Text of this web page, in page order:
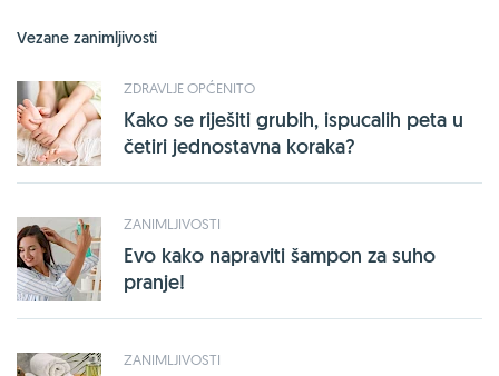
Vezane zanimljivosti
ZDRAVLJE OPĆENITO
Kako se riješiti grubih, ispucalih peta u
četiri jednostavna koraka?
ZANIMLJIVOSTI
Evo kako napraviti šampon za suho
pranje!
ZANIMLJIVOSTI